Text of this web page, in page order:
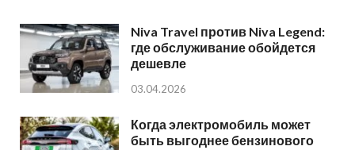
Niva Travel против Niva Legend:
где обслуживание обойдется
дешевле
03.04.2026
Когда электромобиль может
быть выгоднее бензинового